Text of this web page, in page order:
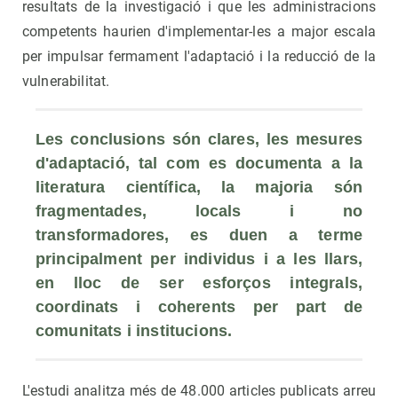
resultats de la investigació i que les administracions
competents haurien d'implementar-les a major escala
per impulsar fermament l'adaptació i la reducció de la
vulnerabilitat.
Les conclusions són clares, les mesures
d'adaptació, tal com es documenta a la
literatura científica, la majoria són
fragmentades, locals i no
transformadores, es duen a terme
principalment per individus i a les llars,
en lloc de ser esforços integrals,
coordinats i coherents per part de
comunitats i institucions.
L'estudi analitza més de 48.000 articles publicats arreu